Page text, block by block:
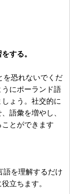
する。
を恐れないでくだ
にポーランド語
ょう。社交的に
語彙を増やし、
とができます
語を理解するだけ
立ちます。